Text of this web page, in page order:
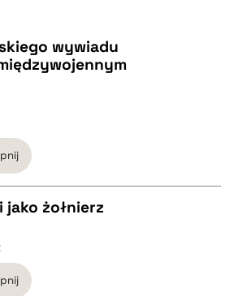
wywiadu
jako żołnierz